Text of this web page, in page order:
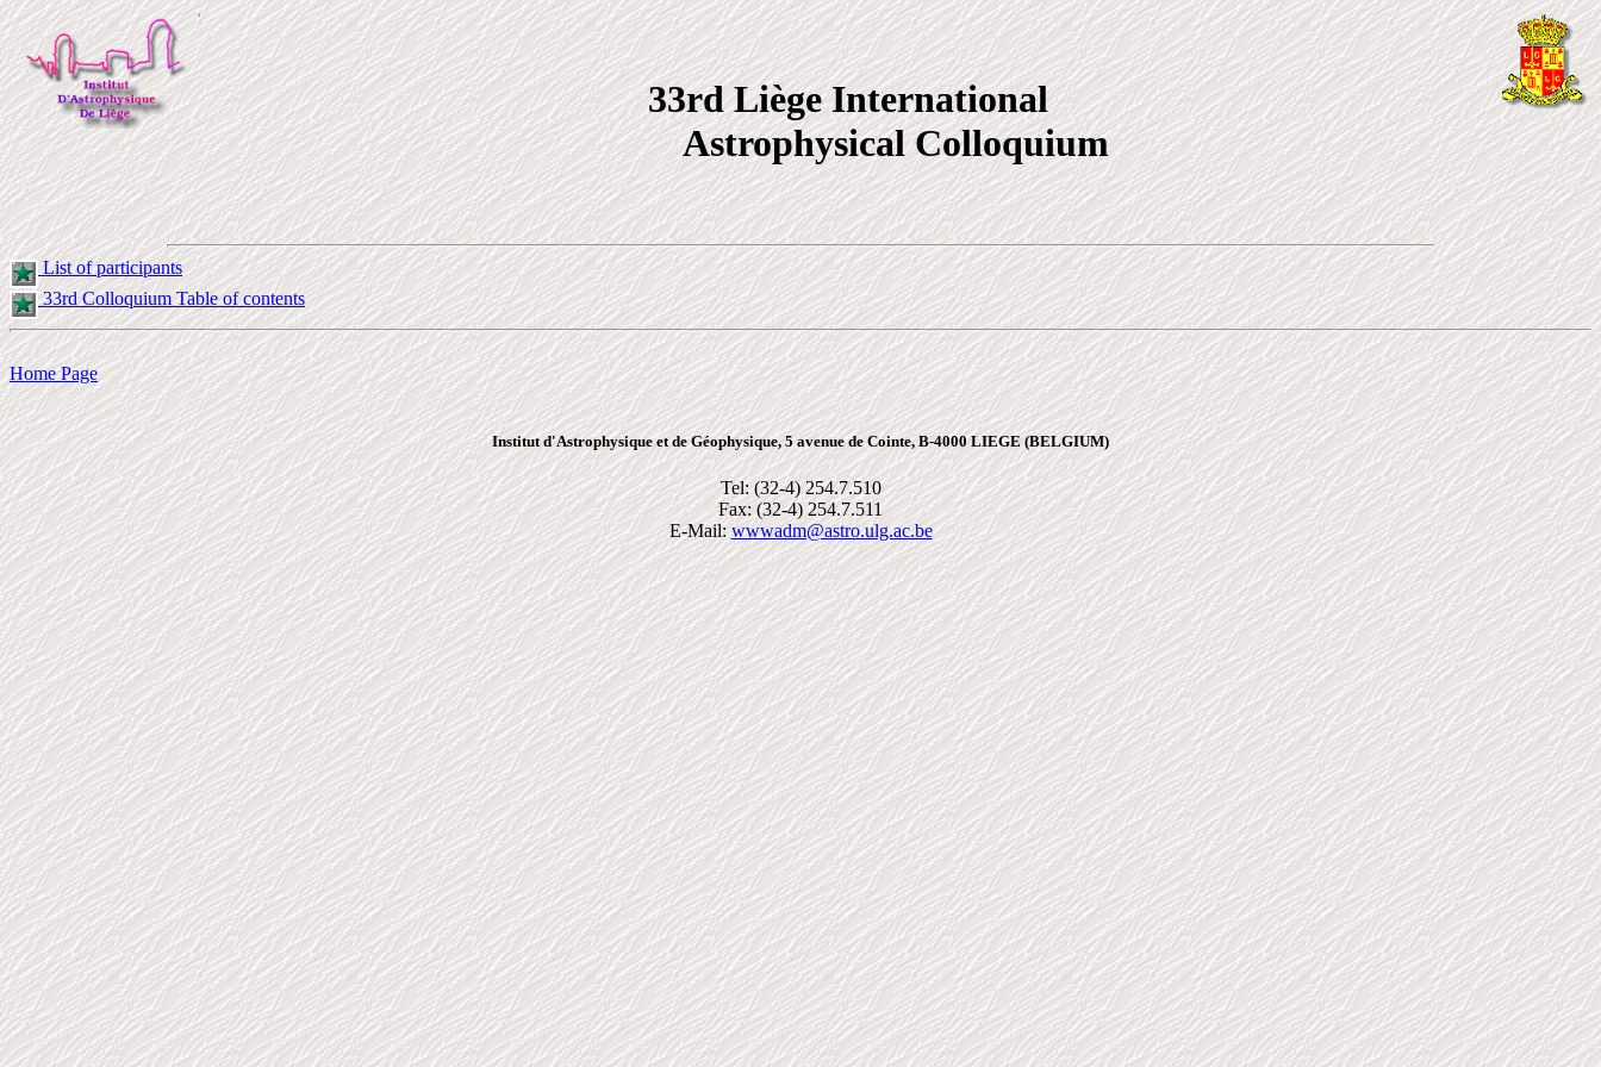
33rd Liège International
Astrophysical Colloquium
List of participants
33rd Colloquium Table of contents
Home Page
Institut d'Astrophysique et de Géophysique, 5 avenue de Cointe, B-4000 LIEGE (BELGIUM)
Tel: (32-4) 254.7.510
Fax: (32-4) 254.7.511
E-Mail:wwwadm@astro.ulg.ac.be